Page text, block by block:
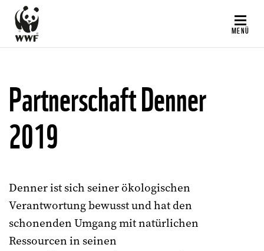
Direkt
zum
Inhalt
MENÜ
Partnerschaft Denner
2019
Denner ist sich seiner ökologischen
Verantwortung bewusst und hat den
schonenden Umgang mit natürlichen
Ressourcen in seinen